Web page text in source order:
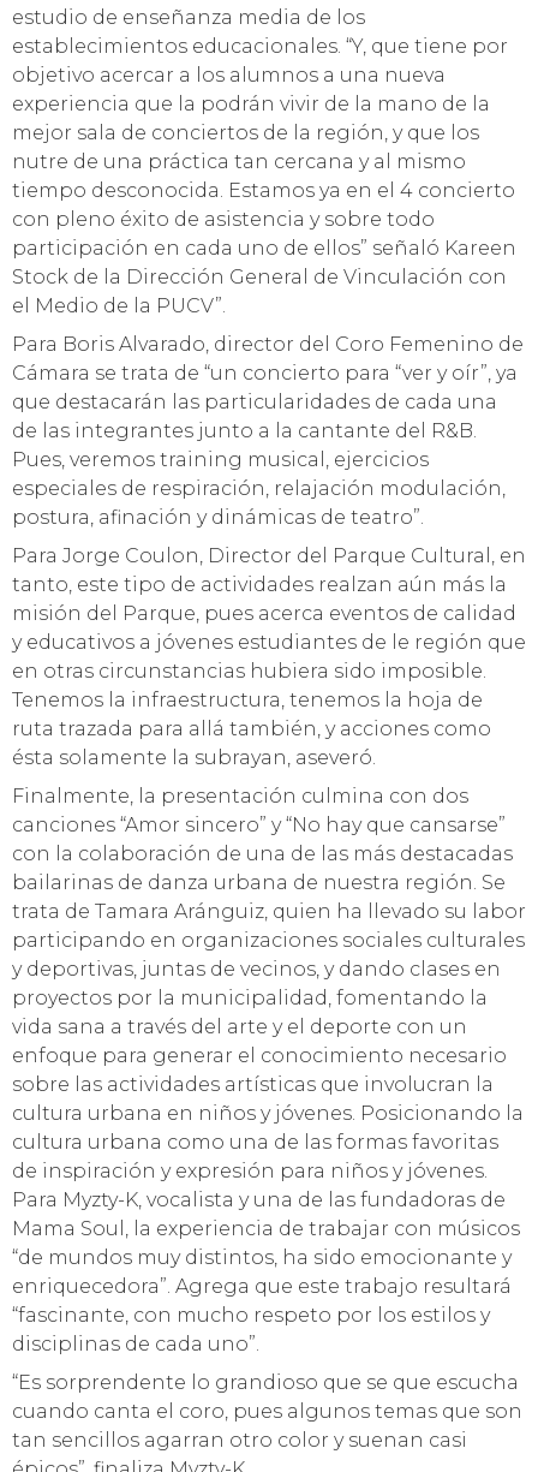
estudio de enseñanza media de los
establecimientos educacionales. “Y, que tiene por
objetivo acercar a los alumnos a una nueva
experiencia que la podrán vivir de la mano de la
mejor sala de conciertos de la región, y que los
nutre de una práctica tan cercana y al mismo
tiempo desconocida. Estamos ya en el 4 concierto
con pleno éxito de asistencia y sobre todo
participación en cada uno de ellos” señaló Kareen
Stock de la Dirección General de Vinculación con
el Medio de la PUCV”.
Para Boris Alvarado, director del Coro Femenino de
Cámara se trata de “un concierto para “ver y oír”, ya
que destacarán las particularidades de cada una
de las integrantes junto a la cantante del R&B.
Pues, veremos training musical, ejercicios
especiales de respiración, relajación modulación,
postura, afinación y dinámicas de teatro”.
Para Jorge Coulon, Director del Parque Cultural, en
tanto, este tipo de actividades realzan aún más la
misión del Parque, pues acerca eventos de calidad
y educativos a jóvenes estudiantes de le región que
en otras circunstancias hubiera sido imposible.
Tenemos la infraestructura, tenemos la hoja de
ruta trazada para allá también, y acciones como
ésta solamente la subrayan, aseveró.
Finalmente, la presentación culmina con dos
canciones “Amor sincero” y “No hay que cansarse”
con la colaboración de una de las más destacadas
bailarinas de danza urbana de nuestra región. Se
trata de Tamara Aránguiz, quien ha llevado su labor
participando en organizaciones sociales culturales
y deportivas, juntas de vecinos, y dando clases en
proyectos por la municipalidad, fomentando la
vida sana a través del arte y el deporte con un
enfoque para generar el conocimiento necesario
sobre las actividades artísticas que involucran la
cultura urbana en niños y jóvenes. Posicionando la
cultura urbana como una de las formas favoritas
de inspiración y expresión para niños y jóvenes.
Para Myzty-K, vocalista y una de las fundadoras de
Mama Soul, la experiencia de trabajar con músicos
“de mundos muy distintos, ha sido emocionante y
enriquecedora”. Agrega que este trabajo resultará
“fascinante, con mucho respeto por los estilos y
disciplinas de cada uno”.
“Es sorprendente lo grandioso que se que escucha
cuando canta el coro, pues algunos temas que son
tan sencillos agarran otro color y suenan casi